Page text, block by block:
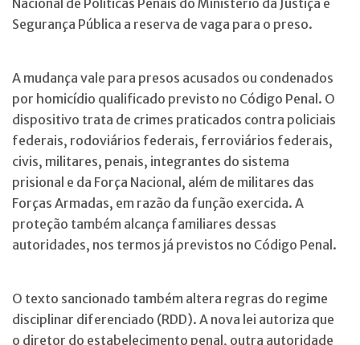
Segurança Pública a reserva de vaga para o preso.
A mudança vale para presos acusados ou condenados
por homicídio qualificado previsto no Código Penal. O
dispositivo trata de crimes praticados contra policiais
federais, rodoviários federais, ferroviários federais,
civis, militares, penais, integrantes do sistema
prisional e da Força Nacional, além de militares das
Forças Armadas, em razão da função exercida. A
proteção também alcança familiares dessas
autoridades, nos termos já previstos no Código Penal.
O texto sancionado também altera regras do regime
disciplinar diferenciado (RDD). A nova lei autoriza que
o diretor do estabelecimento penal, outra autoridade